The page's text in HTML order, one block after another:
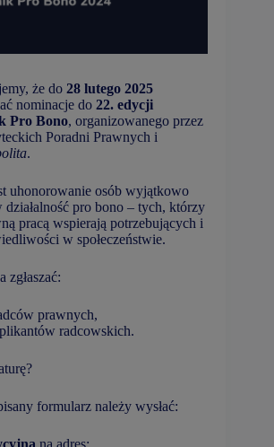
że do 28 lutego 2025
nominacje do 22. edycji
Pro Bono, organizowanego przez
Poradni Prawnych i
.
uhonorowanie osób wyjątkowo
działalność pro bono – tych, którzy
pracą wspierają potrzebujących i
w społeczeństwie.
zgłaszać:
prawnych,
radcowskich.
formularz należy wysłać: